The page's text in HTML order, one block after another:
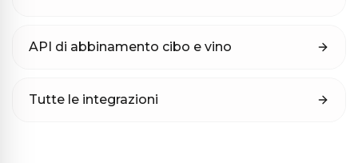
API di abbinamento cibo e vino
Tutte le integrazioni